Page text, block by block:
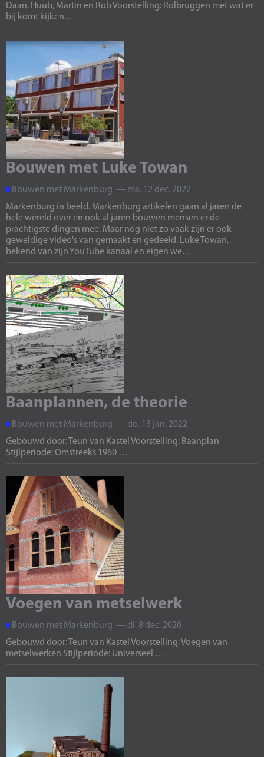
Daan, Huub, Martin en Rob Voorstelling: Rolbruggen met wat er
bij komt kijken …
Bouwen met Luke Towan
Bouwen met Markenburg — ma. 12 dec. 2022
Markenburg in beeld. Markenburg artikelen gaan al jaren de
hele wereld over en ook al jaren bouwen mensen er de
prachtigste dingen mee. Maar nog niet zo vaak zijn er ook
geweldige video's van gemaakt en gedeeld. Luke Towan,
bekend van zijn YouTube kanaal en eigen we…
Baanplannen, de theorie
Bouwen met Markenburg — do. 13 jan. 2022
Gebouwd door: Teun van Kastel Voorstelling: Baanplan
Stijlperiode: Omstreeks 1960 …
Voegen van metselwerk
Bouwen met Markenburg — di. 8 dec. 2020
Gebouwd door: Teun van Kastel Voorstelling: Voegen van
metselwerken Stijlperiode: Universeel …